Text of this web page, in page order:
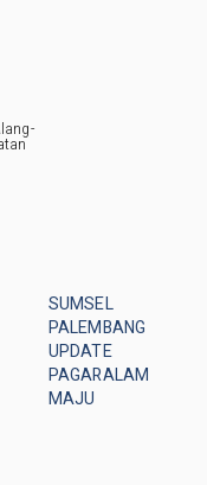
SUMSEL
PALEMBANG
UPDATE
PAGARALAM
MAJU